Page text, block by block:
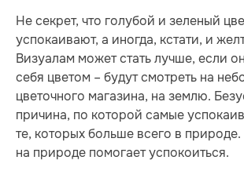
Не секрет, что голубой и зеленый
успокаивают, а иногда, кстати, и
Визуалам может стать лучше, если
себя цветом – будут смотреть на
цветочного магазина, на землю.
причина, по которой самые
те, которых больше всего в
на природе помогает успокоиться.